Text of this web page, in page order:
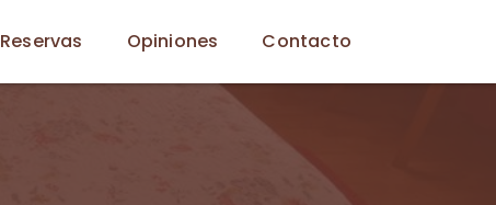
Reservas Opiniones Contacto